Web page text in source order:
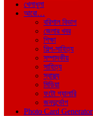
খেলাধুলা
আরো…
বরিশাল বিভাগ
জেলার খবর
শিক্ষা
শিল্প-সাহিত্য
সম্পাদকীয়
সাহিত্য
স্বাস্থ্য
মিডিয়া
ফটো গ্যালারি
জনদুর্ভোগ
Photo Card Generator